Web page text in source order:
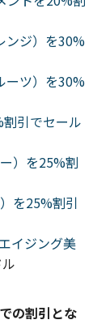
ンジ）を30%
ーツ）を30%
引でセール
）を25%割
を25%割引
イジング美
の割引とな